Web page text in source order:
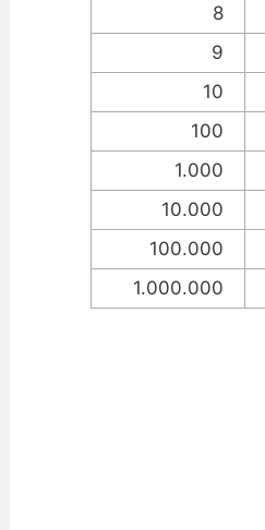
8
9
10
100
1.000
10.000
100.000
1.000.000